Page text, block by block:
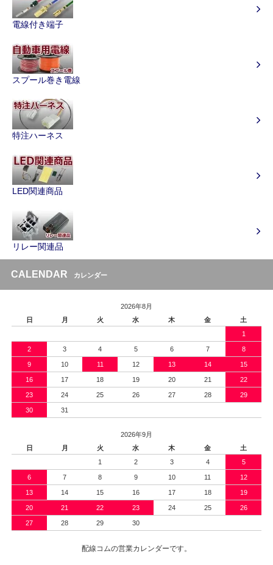
電線付き端子
スプール巻き電線
特注ハーネス
LED関連商品
リレー関連品
CALENDAR カレンダー
2026年8月
日
月 火 水 木 金
土
1
2 3 4 5 6 7 8
9 10 11 12 13 14 15
16 17 18 19 20 21 22
23 24 25 26 27 28 29
30 31
2026年9月
日
月 火 水 木 金
土
1
2 3 4 5
6 7 8 9 10 11 12
13 14 15 16 17 18 19
20 21 22 23 24 25 26
27 28 29 30
配線コムの営業カレンダーです。